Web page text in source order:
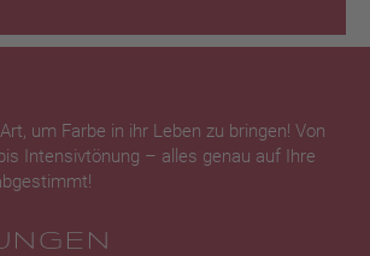
um Farbe in ihr Leben zu bringen! Von
Intensivtönung – alles genau auf Ihre